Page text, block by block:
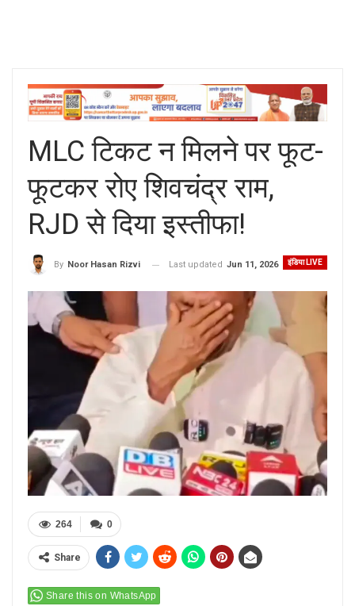
MLC टिकट न मिलने पर फूट-
फूटकर रोए शिवचंद्र राम,
RJD से दिया इस्तीफा!
इंडिया LIVE
By Noor Hasan Rizvi Last updated Jun 11, 2026
0
264
Share
Share this on WhatsApp